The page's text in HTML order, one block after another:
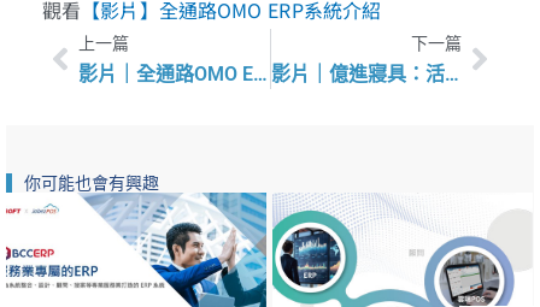
觀看 【影片】全通路OMO ERP系統介紹
上一頁
上一篇
影片｜全通路OMO ERP系統介紹
下一篇
影片｜億進寢具：活用會員管理提高回購率
下
你可能也會有興趣